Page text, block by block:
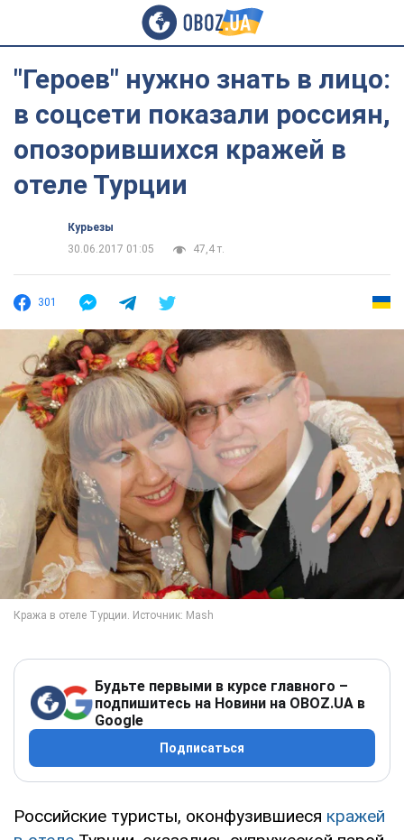
"Героев" нужно знать в лицо:
в соцсети показали россиян,
опозорившихся кражей в
отеле Турции
Курьезы
30.06.2017 01:05
47,4 т.
301
Будьте первыми в курсе главного –
подпишитесь на Новини на OBOZ.UA в
Google
Подписаться
Российские туристы, оконфузившиеся кражей